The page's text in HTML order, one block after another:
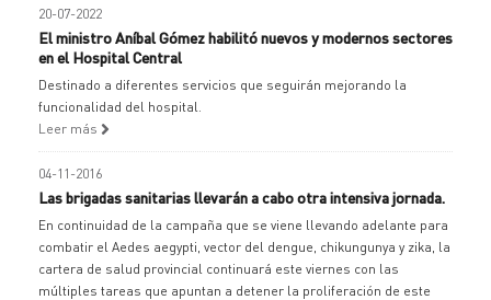
20-07-2022
El ministro Aníbal Gómez habilitó nuevos y modernos sectores
en el Hospital Central
Destinado a diferentes servicios que seguirán mejorando la
funcionalidad del hospital.
Leer más
04-11-2016
Las brigadas sanitarias llevarán a cabo otra intensiva jornada.
En continuidad de la campaña que se viene llevando adelante para
combatir el Aedes aegypti, vector del dengue, chikungunya y zika, la
cartera de salud provincial continuará este viernes con las
múltiples tareas que apuntan a detener la proliferación de este